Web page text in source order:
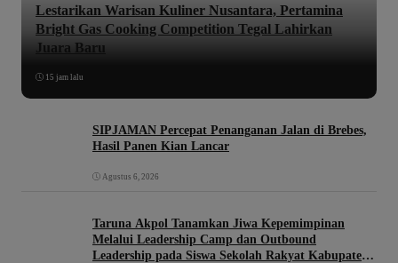
Lestarikan Warisan Kuliner Nusantara, Pertamina
Bright Gas Cooking Competition Tegal Lahirkan
Juara Baru
15 jam lalu
SIPJAMAN Percepat Penanganan Jalan di Brebes,
Hasil Panen Kian Lancar
Agustus 6, 2026
Taruna Akpol Tanamkan Jiwa Kepemimpinan
Melalui Leadership Camp dan Outbound
Leadership pada Siswa Sekolah Rakyat Kabupaten